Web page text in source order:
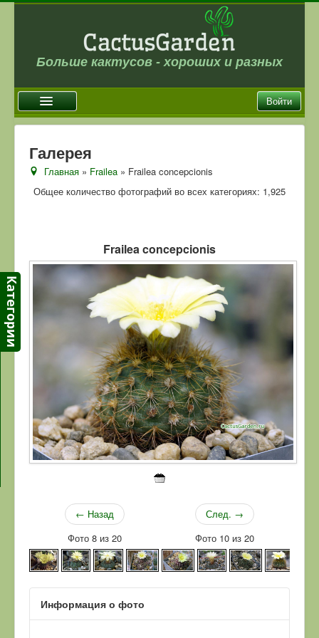
Больше кактусов - хороших и разных
Войти
Новости
Галерея
Отзывы
Ссылки
Контакты
Галерея
Главная » Frailea » Frailea concepcionis
Общее количество фотографий во всех категориях: 1,925
Frailea concepcionis
← Назад
Фото 8 из 20
След. →
Фото 10 из 20
Информация о фото